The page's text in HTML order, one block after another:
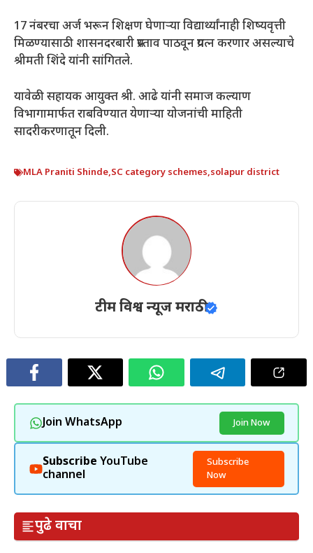
17 नंबरचा अर्ज भरून शिक्षण घेणाऱ्या विद्यार्थ्यांनाही शिष्यवृत्ती
मिळण्यासाठी शासनदरबारी प्रस्ताव पाठवून प्रयत्न करणार असल्याचे
श्रीमती शिंदे यांनी सांगितले.
यावेळी सहायक आयुक्त श्री. आढे यांनी समाज कल्याण
विभागामार्फत राबविण्यात येणाऱ्या योजनांची माहिती
सादरीकरणातून दिली.
MLA Praniti Shinde,SC category schemes,solapur district
टीम विश्व न्यूज मराठी
Join WhatsApp Join Now
Subscribe YouTube
channel
Subscribe
Now
पुढे वाचा